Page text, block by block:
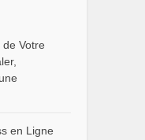
Votre
en Ligne